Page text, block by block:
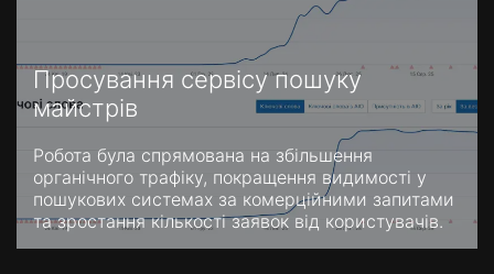
Просування сервісу пошуку
майстрів
Робота була спрямована на збільшення
органічного трафіку, покращення видимості у
пошукових системах за комерційними запитами
та зростання кількості заявок від користувачів.